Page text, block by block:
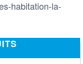
habitation-la-